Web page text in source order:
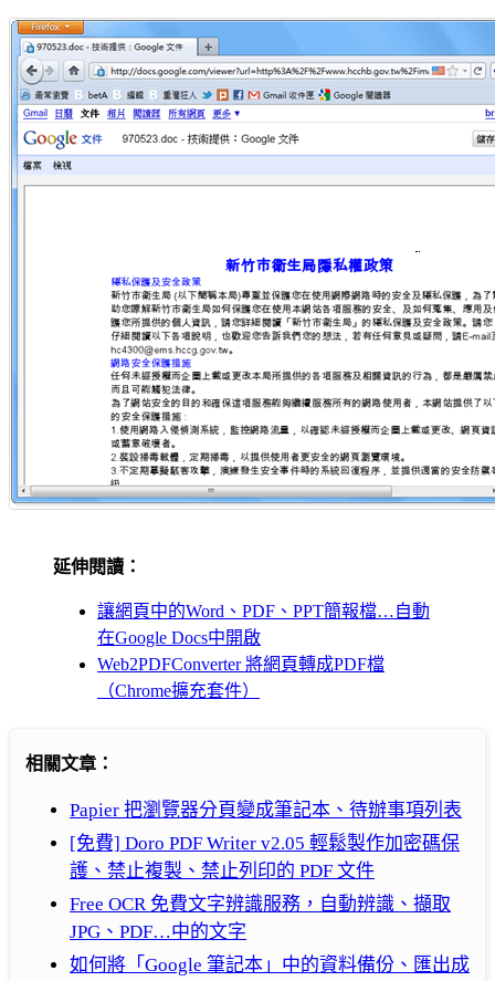
延伸閱讀：
讓網頁中的Word、PDF、PPT簡報檔…自動
在Google Docs中開啟
Web2PDFConverter 將網頁轉成PDF檔
（Chrome擴充套件）
相關文章：
Papier 把瀏覽器分頁變成筆記本、待辦事項列表
[免費] Doro PDF Writer v2.05 輕鬆製作加密碼保
護、禁止複製、禁止列印的 PDF 文件
Free OCR 免費文字辨識服務，自動辨識、擷取
JPG、PDF…中的文字
如何將「Google 筆記本」中的資料備份、匯出成